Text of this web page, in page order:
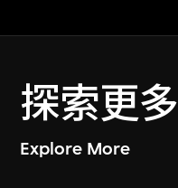
探索更多
Explore More